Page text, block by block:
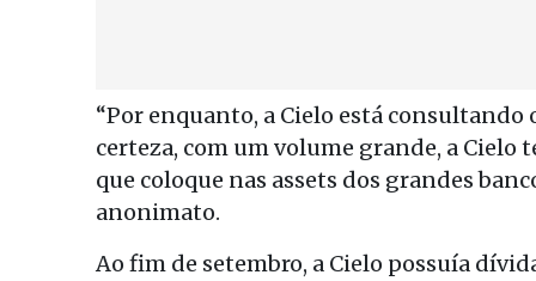
“Por enquanto, a Cielo está consultando
certeza, com um volume grande, a Cielo
que coloque nas assets dos grandes
anonimato.
Ao fim de setembro, a Cielo possuía